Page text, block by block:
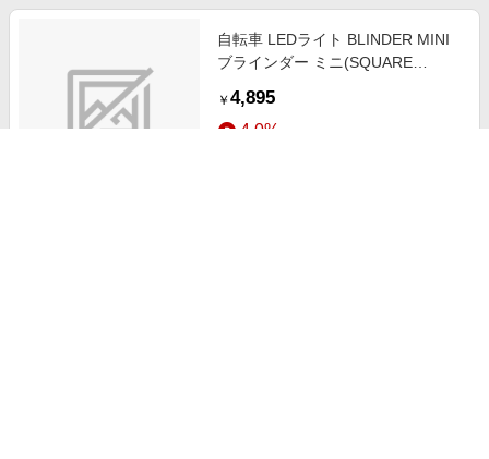
自転車 LEDライト BLINDER MINI
ブラインダー ミニ(SQUARE
￥ 4,895
4.0%